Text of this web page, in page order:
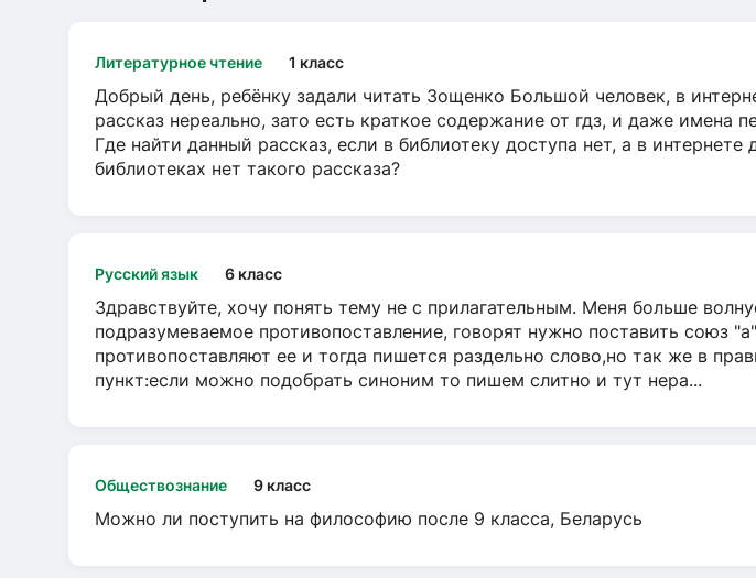
Литературное чтение 1 класс
Добрый день, ребёнку задали читать Зощенко Большой человек, в
рассказ нереально, зато есть краткое содержание от гдз, и даже имена
Где найти данный рассказ, если в библиотеку доступа нет, а в интернете
библиотеках нет такого рассказа?
Русский язык 6 класс
Здравствуйте, хочу понять тему не с прилагательным. Меня больше
подразумеваемое противопоставление, говорят нужно поставить союз
противопоставляют ее и тогда пишется раздельно слово,но так же в
пункт:если можно подобрать синоним то пишем слитно и тут нера...
Обществознание 9 класс
Можно ли поступить на философию после 9 класса, Беларусь